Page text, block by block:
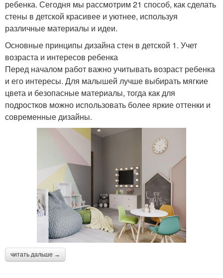
ребенка. Сегодня мы рассмотрим 21 способ, как сделать
стены в детской красивее и уютнее, используя
различные материалы и идеи.
Основные принципы дизайна стен в детской 1. Учет
возраста и интересов ребенка
Перед началом работ важно учитывать возраст ребенка
и его интересы. Для малышей лучше выбирать мягкие
цвета и безопасные материалы, тогда как для
подростков можно использовать более яркие оттенки и
современные дизайны.
читать дальше →